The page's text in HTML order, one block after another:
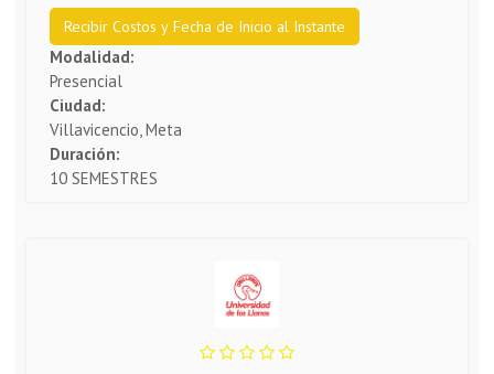
Recibir Costos y Fecha de Inicio al Instante
Modalidad:
Presencial
Ciudad:
Villavicencio, Meta
Duración:
10 SEMESTRES